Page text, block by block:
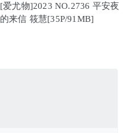
[爱尤物]2023 NO.2736 平安夜
的来信 筱慧[35P/91MB]